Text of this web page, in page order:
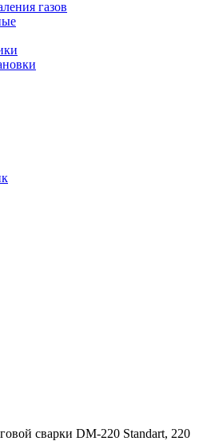
газов
сварки DM-220 Standart, 220